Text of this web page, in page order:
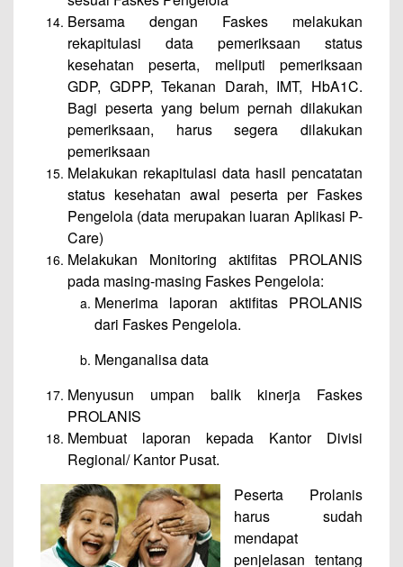
Bersama dengan Faskes melakukan
rekapitulasi data pemeriksaan status
kesehatan peserta, meliputi pemeriksaan
GDP, GDPP, Tekanan Darah, IMT, HbA1C.
Bagi peserta yang belum pernah dilakukan
pemeriksaan, harus segera dilakukan
pemeriksaan
Melakukan rekapitulasi data hasil pencatatan
status kesehatan awal peserta per Faskes
Pengelola (data merupakan luaran Aplikasi P-
Care)
Melakukan Monitoring aktifitas PROLANIS
pada masing-masing Faskes Pengelola:
Menerima laporan aktifitas PROLANIS
dari Faskes Pengelola.
Menganalisa data
Menyusun umpan balik kinerja Faskes
PROLANIS
Membuat laporan kepada Kantor Divisi
Regional/ Kantor Pusat.
Peserta Prolanis
harus sudah
mendapat
penjelasan tentang